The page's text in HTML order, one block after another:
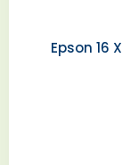
Epson 16